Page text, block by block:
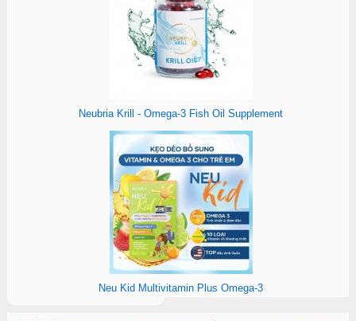
Neubria Krill - Omega-3 Fish Oil Supplement
Neu Kid Multivitamin Plus Omega-3